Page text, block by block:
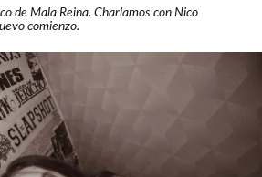
de Mala Reina. Charlamos con Nico
comienzo.